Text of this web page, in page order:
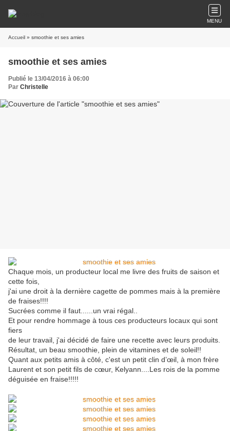
MENU
Accueil » smoothie et ses amies
smoothie et ses amies
Publié le 13/04/2016 à 06:00
Par Christelle
Chaque mois, un producteur local me livre des fruits de saison et
cette fois,
j'ai une droit à la dernière cagette de pommes mais à la première
de fraises!!!!
Sucrées comme il faut......un vrai régal..
Et pour rendre hommage à tous ces producteurs locaux qui sont
fiers
de leur travail, j'ai décidé de faire une recette avec leurs produits.
Résultat, un beau smoothie, plein de vitamines et de soleil!!
Quant aux petits amis à côté, c'est un petit clin d’œil, à mon frère
Laurent et son petit fils de cœur, Kelyann....Les rois de la pomme
déguisée en fraise!!!!!